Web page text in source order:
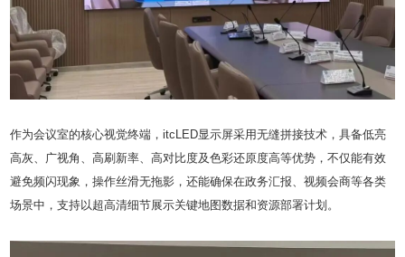
作为会议室的核心视觉终端，itcLED显示屏采用无缝拼接技术，具备低亮
高灰、广视角、高刷新率、高对比度及色彩还原度高等优势，不仅能有效
避免频闪现象，操作丝滑无拖影，还能确保在政务汇报、视频会商等各类
场景中，支持以超高清细节展示关键地图数据和资源部署计划。